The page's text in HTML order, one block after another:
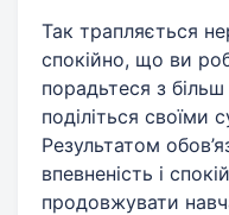
Так трапляється
спокійно, що ви
порадьтеся з
поділіться своїми
Результатом
впевненість і
продовжувати